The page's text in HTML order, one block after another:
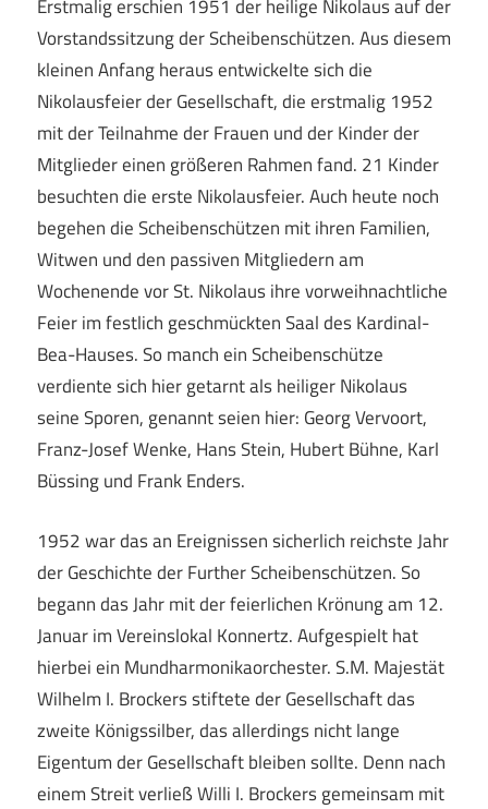
Erstmalig erschien 1951 der heilige Nikolaus auf der
Vorstandssitzung der Scheibenschützen. Aus diesem
kleinen Anfang heraus entwickelte sich die
Nikolausfeier der Gesellschaft, die erstmalig 1952
mit der Teilnahme der Frauen und der Kinder der
Mitglieder einen größeren Rahmen fand. 21 Kinder
besuchten die erste Nikolausfeier. Auch heute noch
begehen die Scheibenschützen mit ihren Familien,
Witwen und den passiven Mitgliedern am
Wochenende vor St. Nikolaus ihre vorweihnachtliche
Feier im festlich geschmückten Saal des Kardinal-
Bea-Hauses. So manch ein Scheibenschütze
verdiente sich hier getarnt als heiliger Nikolaus
seine Sporen, genannt seien hier: Georg Vervoort,
Franz-Josef Wenke, Hans Stein, Hubert Bühne, Karl
Büssing und Frank Enders.
1952 war das an Ereignissen sicherlich reichste Jahr
der Geschichte der Further Scheibenschützen. So
begann das Jahr mit der feierlichen Krönung am 12.
Januar im Vereinslokal Konnertz. Aufgespielt hat
hierbei ein Mundharmonikaorchester. S.M. Majestät
Wilhelm I. Brockers stiftete der Gesellschaft das
zweite Königssilber, das allerdings nicht lange
Eigentum der Gesellschaft bleiben sollte. Denn nach
einem Streit verließ Willi I. Brockers gemeinsam mit